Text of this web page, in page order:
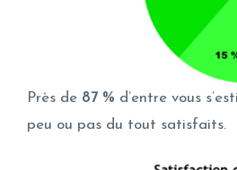
Près de 87 % d’entre vous
peu ou pas du tout satisfaits.